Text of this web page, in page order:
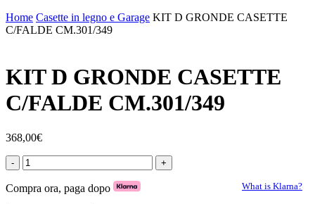
Home Casette in legno e Garage KIT D GRONDE CASETTE
C/FALDE CM.301/349
KIT D GRONDE CASETTE
C/FALDE CM.301/349
368,00€
KIT
D
GRONDE
Compra ora, paga dopo What is Klarna?